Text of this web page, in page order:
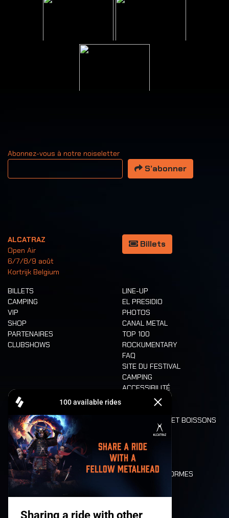
Abonnez-vous à notre noiseletter
Votre adresse email
S’abonner
ALCATRAZ
Open Air
6/7/8/9 août
Kortrijk Belgium
Billets
BILLETS
CAMPING
VIP
SHOP
PARTENAIRES
CLUBSHOWS
LINE-UP
EL PRESIDIO
PHOTOS
CANAL METAL
TOP 100
ROCKUMENTARY
FAQ
SITE DU FESTIVAL
CAMPING
ACCESSIBILITÉ
CASHLESS
ALIMENTATION ET BOISSONS
LONE WOLVES
PLAN
DEATH RIDE
VALEURS ET NORMES
HISTOIRE